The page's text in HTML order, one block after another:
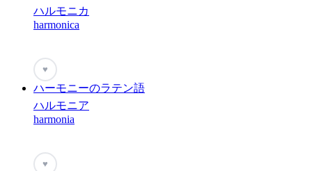
ハルモニカ
harmonica
♥
ハーモニーのラテン語
ハルモニア
harmonia
♥